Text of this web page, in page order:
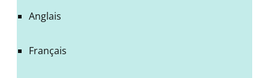
Anglais
Français